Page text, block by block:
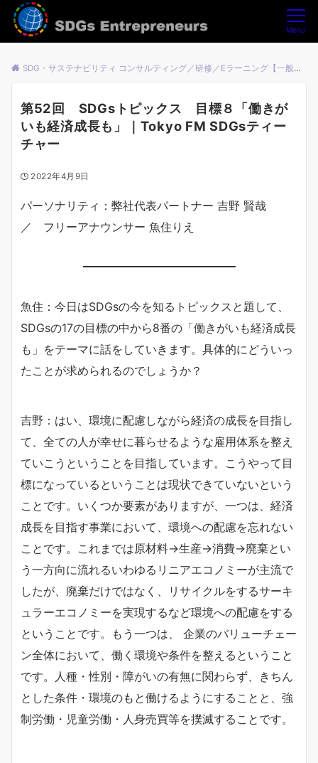
Menu
SDG・サステナビリティ コンサルティング／研修／Eラーニング【一般社団法人SDGsアントレプレナーズ】
第52回 SDGsトピックス 目標８「働きが
いも経済成長も」｜Tokyo FM SDGsティー
チャー
2022年4月9日
パーソナリティ：弊社代表パートナー 吉野 賢哉
／ フリーアナウンサー 魚住りえ
魚住：今日はSDGsの今を知るトピックスと題して、
SDGsの17の目標の中から8番の「働きがいも経済成長
も」をテーマに話をしていきます。具体的にどういっ
たことが求められるのでしょうか？
吉野：はい、環境に配慮しながら経済の成長を目指し
て、全ての人が幸せに暮らせるような雇用体系を整え
ていこうということを目指しています。こうやって目
標になっているということは現状できていないという
ことです。いくつか要素がありますが、一つは、経済
成長を目指す事業において、環境への配慮を忘れない
ことです。これまでは原材料→生産→消費→廃棄とい
う一方向に流れるいわゆるリニアエコノミーが主流で
したが、廃棄だけではなく、リサイクルをするサーキ
ュラーエコノミーを実現するなど環境への配慮をする
ということです。もう一つは、 企業のバリューチェー
ン全体において、働く環境や条件を整えるということ
です。人種・性別・障がいの有無に関わらず、きちん
とした条件・環境のもと働けるようにすることと、強
制労働・児童労働・人身売買等を撲滅することです。